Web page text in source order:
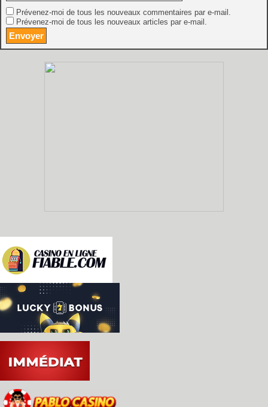
Prévenez-moi de tous les nouveaux commentaires par e-mail.
Prévenez-moi de tous les nouveaux articles par e-mail.